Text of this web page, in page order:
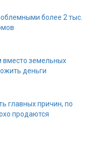
более 2 тыс.
земельных
деньги
главных причин, по
продаются